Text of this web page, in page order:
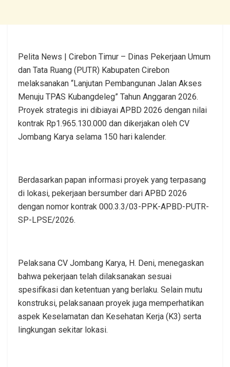
Pelita News | Cirebon Timur – Dinas Pekerjaan Umum
dan Tata Ruang (PUTR) Kabupaten Cirebon
melaksanakan “Lanjutan Pembangunan Jalan Akses
Menuju TPAS Kubangdeleg” Tahun Anggaran 2026.
Proyek strategis ini dibiayai APBD 2026 dengan nilai
kontrak Rp1.965.130.000 dan dikerjakan oleh CV
Jombang Karya selama 150 hari kalender.
Berdasarkan papan informasi proyek yang terpasang
di lokasi, pekerjaan bersumber dari APBD 2026
dengan nomor kontrak 000.3.3/03-PPK-APBD-PUTR-
SP-LPSE/2026.
Pelaksana CV Jombang Karya, H. Deni, menegaskan
bahwa pekerjaan telah dilaksanakan sesuai
spesifikasi dan ketentuan yang berlaku. Selain mutu
konstruksi, pelaksanaan proyek juga memperhatikan
aspek Keselamatan dan Kesehatan Kerja (K3) serta
lingkungan sekitar lokasi.